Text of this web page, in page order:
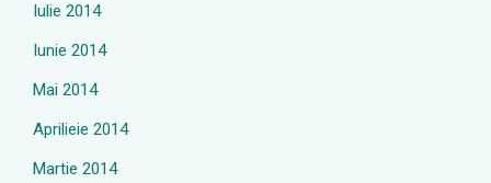
Iulie 2014
Iunie 2014
Mai 2014
Aprilieie 2014
Martie 2014